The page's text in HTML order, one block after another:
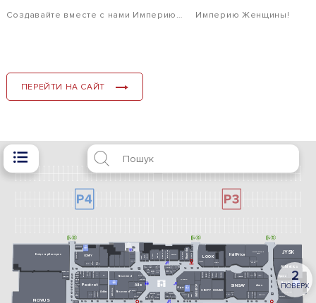
Создавайте вместе с нами Империю… Империю Женщины!
ПЕРЕЙТИ НА САЙТ